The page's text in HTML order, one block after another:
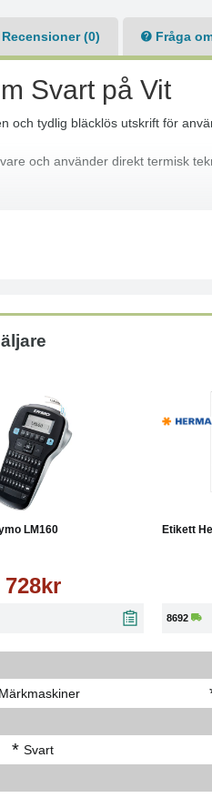
Recensioner (0) Fråga
Svart på Vit
och tydlig bläcklös utskrift för
och använder direkt termisk
LM160
728kr
Etikett
8692
Märkmaskiner
* Svart